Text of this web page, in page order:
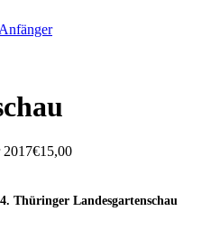
2017€15,00
4. Thüringer Landesgartenschau